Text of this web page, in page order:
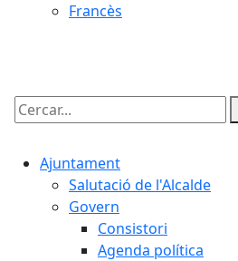
Francès
Cercar:
Ajuntament
Salutació de l'Alcalde
Govern
Consistori
Agenda política